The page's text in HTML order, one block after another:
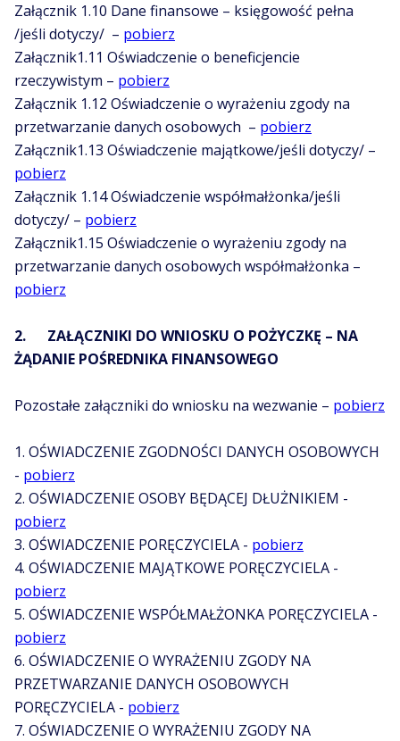
Załącznik 1.10 Dane finansowe – księgowość pełna
/jeśli dotyczy/ – pobierz
Załącznik1.11 Oświadczenie o beneficjencie
rzeczywistym – pobierz
Załącznik 1.12 Oświadczenie o wyrażeniu zgody na
przetwarzanie danych osobowych – pobierz
Załącznik1.13 Oświadczenie majątkowe/jeśli dotyczy/ –
pobierz
Załącznik 1.14 Oświadczenie współmałżonka/jeśli
dotyczy/ – pobierz
Załącznik1.15 Oświadczenie o wyrażeniu zgody na
przetwarzanie danych osobowych współmałżonka –
pobierz
2. ZAŁĄCZNIKI DO WNIOSKU O POŻYCZKĘ – NA
ŻĄDANIE POŚREDNIKA FINANSOWEGO
Pozostałe załączniki do wniosku na wezwanie – pobierz
1. OŚWIADCZENIE ZGODNOŚCI DANYCH OSOBOWYCH
- pobierz
2. OŚWIADCZENIE OSOBY BĘDĄCEJ DŁUŻNIKIEM -
pobierz
3. OŚWIADCZENIE PORĘCZYCIELA - pobierz
4. OŚWIADCZENIE MAJĄTKOWE PORĘCZYCIELA -
pobierz
5. OŚWIADCZENIE WSPÓŁMAŁŻONKA PORĘCZYCIELA -
pobierz
6. OŚWIADCZENIE O WYRAŻENIU ZGODY NA
PRZETWARZANIE DANYCH OSOBOWYCH
PORĘCZYCIELA - pobierz
7. OŚWIADCZENIE O WYRAŻENIU ZGODY NA